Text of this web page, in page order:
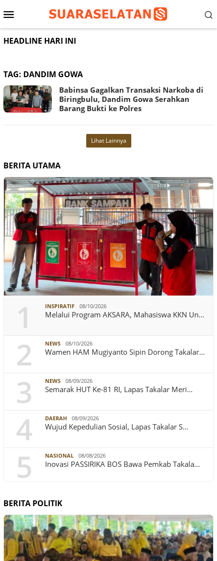
ke
Menu
Mobile
HEADLINE HARI INI
TAG: DANDIM GOWA
Babinsa Gagalkan Transaksi Narkoba di
Biringbulu, Dandim Gowa Serahkan
Barang Bukti ke Polres
Lihat Lainnya
BERITA UTAMA
1 INSPIRATIF 08/10/2026
Melalui Program AKSARA, Mahasiswa KKN Un…
2 NEWS 08/10/2026
Wamen HAM Mugiyanto Sipin Dorong Takalar…
3 NEWS 08/09/2026
Semarak HUT Ke-81 RI, Lapas Takalar Meri…
4 DAERAH 08/09/2026
Wujud Kepedulian Sosial, Lapas Takalar S…
5 NASIONAL 08/08/2026
Inovasi PASSIRIKA BOS Bawa Pemkab Takala…
BERITA POLITIK